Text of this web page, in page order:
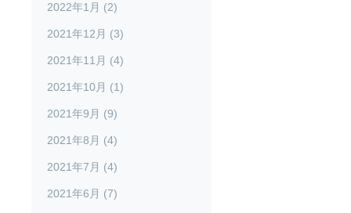
2022年1月 (2)
2021年12月 (3)
2021年11月 (4)
2021年10月 (1)
2021年9月 (9)
2021年8月 (4)
2021年7月 (4)
2021年6月 (7)